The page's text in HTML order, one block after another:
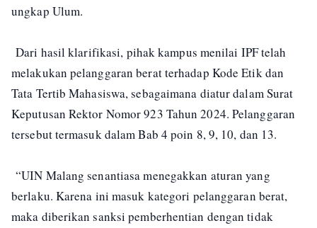
ungkap Ulum.
Dari hasil klarifikasi, pihak kampus menilai IPF telah
melakukan pelanggaran berat terhadap Kode Etik dan
Tata Tertib Mahasiswa, sebagaimana diatur dalam Surat
Keputusan Rektor Nomor 923 Tahun 2024. Pelanggaran
tersebut termasuk dalam Bab 4 poin 8, 9, 10, dan 13.
“UIN Malang senantiasa menegakkan aturan yang
berlaku. Karena ini masuk kategori pelanggaran berat,
maka diberikan sanksi pemberhentian dengan tidak